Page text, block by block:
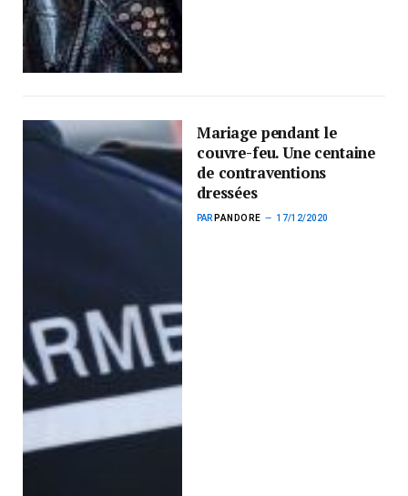
Mariage pendant le
couvre-feu. Une centaine
de contraventions
dressées
PAR PANDORE 17/12/2020